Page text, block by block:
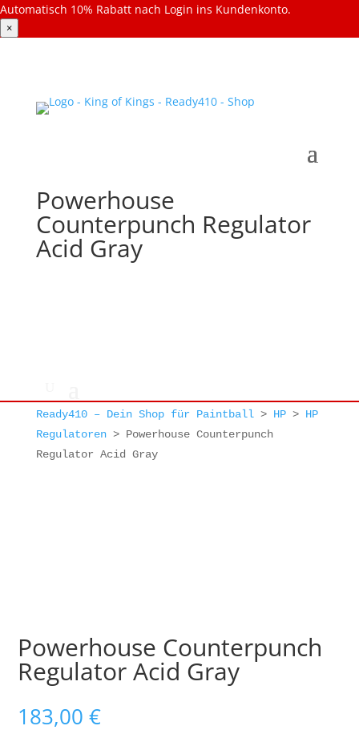
Automatisch 10% Rabatt nach Login ins Kundenkonto.
×
Powerhouse
Counterpunch Regulator
Acid Gray
Ready410 – Dein Shop für Paintball> HP> HP
Regulatoren> Powerhouse Counterpunch
Regulator Acid Gray
Powerhouse Counterpunch
Regulator Acid Gray
183,00€